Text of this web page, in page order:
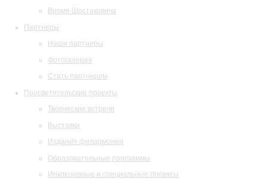
Время Шостаковича
Партнеры
Наши партнеры
Фотогалерея
Стать партнером
Просветительские проекты
Творческие встречи
Выставки
Издания филармонии
Образовательные программы
Инклюзивные и специальные проекты